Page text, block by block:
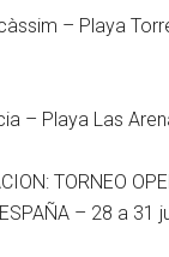
– Playa
– Playa Las
TORNEO
– 28 a 31